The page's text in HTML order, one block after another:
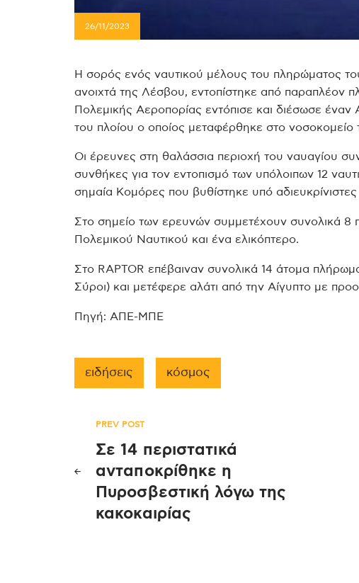
26/11/2023
Η σορός ενός ναυτικού μέλους του πληρώματος
ανοιχτά της Λέσβου, εντοπίστηκε από παραπλέον
Πολεμικής Αεροπορίας εντόπισε και διέσωσε έναν
του πλοίου ο οποίος μεταφέρθηκε στο νοσοκομείο
Οι έρευνες στη θαλάσσια περιοχή του ναυαγίου
συνθήκες για τον εντοπισμό των υπόλοιπων 12
σημαία Κομόρες που βυθίστηκε υπό
Στο σημείο των ερευνών συμμετέχουν συνολικά
Πολεμικού Ναυτικού και ένα ελικόπτερο.
Στο RAPTOR επέβαιναν συνολικά 14 άτομα
Σύροι) και μετέφερε αλάτι από την Αίγυπτο με
Πηγή: ΑΠΕ-ΜΠΕ
ειδήσεις κόσμος
Πλοήγηση
άρθρων
PREV POST
Σε 14 περιστατικά
ανταποκρίθηκε η
Πυροσβεστική λόγω της
κακοκαιρίας